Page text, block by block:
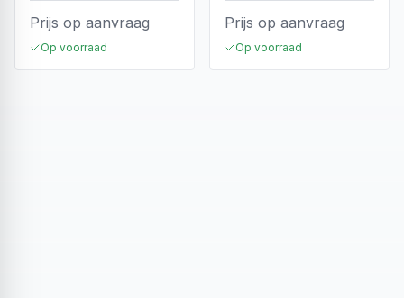
Prijs op aanvraag
Op voorraad
Prijs op aanvraag
Op voorraad